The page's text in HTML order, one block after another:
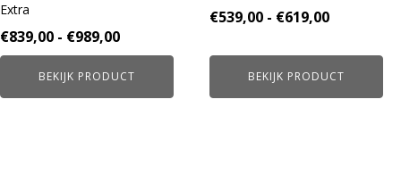
Extra
€839,00 - €989,00Prijsklasse:
€839,00
tot
€989,00
BEKIJK PRODUCT
€539,00 - €619,00
tot
€619,00
BEKIJK PRODUCT